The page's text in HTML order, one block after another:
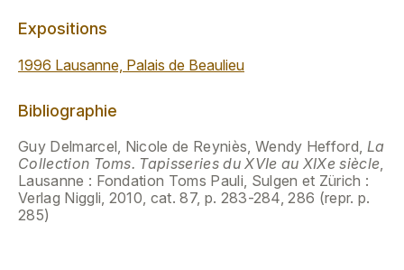
Expositions
1996 Lausanne, Palais de Beaulieu
Bibliographie
Guy Delmarcel, Nicole de Reyniès, Wendy Hefford, La
Collection Toms. Tapisseries du XVIe au XIXe siècle,
Lausanne : Fondation Toms Pauli, Sulgen et Zürich :
Verlag Niggli, 2010, cat. 87, p. 283-284, 286 (repr. p.
285)